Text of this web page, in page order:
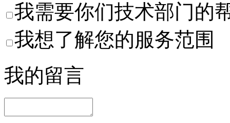
我需要你们技术部门的
我想了解您的服务范围
我的留言